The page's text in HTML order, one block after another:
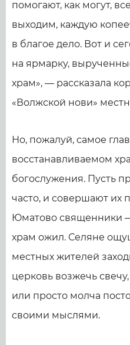
помогают, как могут,
выходим, каждую
в благое дело. Вот и
на ярмарку,
храм», — рассказала
«Волжской нови»
Но, пожалуй, самое
восстанавливаемом
богослужения. Пусть
часто, и совершают их
Юматово священники
храм ожил. Селяне
местных жителей
церковь возжечь
или просто молча
своими мыслями.